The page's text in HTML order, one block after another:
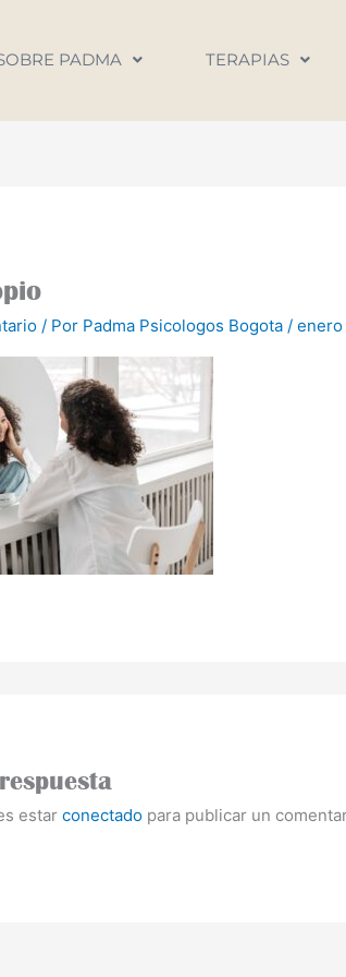
PADMA TERAPIAS
/ Por Padma Psicologos Bogota /enero
estarconectado para publicar un